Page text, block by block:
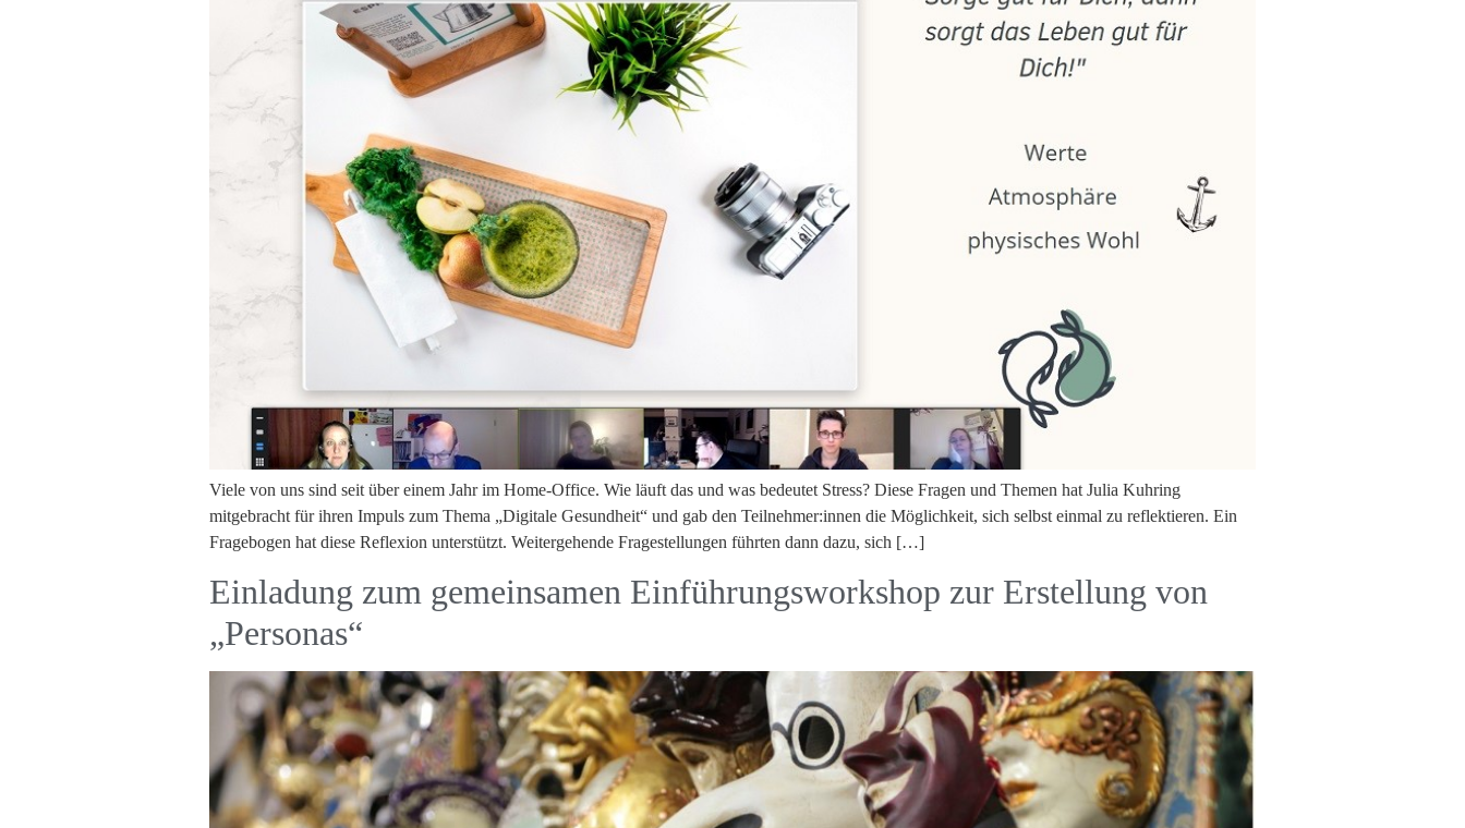
Viele von uns sind seit über einem Jahr im Home-Office. Wie läuft das und was bedeutet Stress? Diese Fragen und Themen hat Julia Kuhring
mitgebracht für ihren Impuls zum Thema „Digitale Gesundheit“ und gab den Teilnehmer:innen die Möglichkeit, sich selbst einmal zu reflektieren. Ein
Fragebogen hat diese Reflexion unterstützt. Weitergehende Fragestellungen führten dann dazu, sich […]
Einladung zum gemeinsamen Einführungsworkshop zur Erstellung von
„Personas“